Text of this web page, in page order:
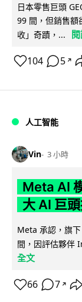
日本零售巨頭
99 間，但銷售額
收」奇蹟，...
104 5 ↗
人工智能
Vin 3 小時
Meta AI
大 AI 巨
Meta 承認，旗
間，因評估夥伴
全文
66 7 ↗